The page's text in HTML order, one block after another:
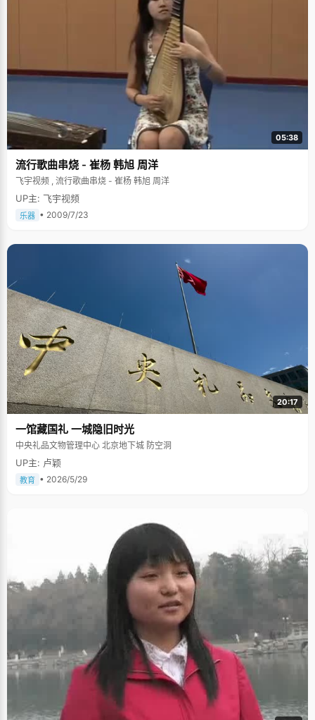
到大都比较听话自觉的缘故吧"。随后，她又若有所悟的说，"其实学习好不
好都是有惯性的，是一种潜移默化的东西，学习好到一个层次以后，就会习
惯性的想一直好下去，会比较认真努力一些，学得更好。因此，在各个方面
获得的资源就会越多，更希望去跟老师交流。好了之后呢，就会对学习产生
一种兴趣，兴趣是最好的老师，越有兴趣就会学得越好"。谢尼的这番话道出
了学习过程中的一个良性循环，走得越高才能看得越多越远。 心情好做
什么都好 谢尼非常喜欢一句话："面向阳光，即看不到太阳。"谢尼自
己就是一个永远努力让自己面向阳光的人，就像她为名字辩解一样，不管什
么时候，她都能让自己处于一个非常开心的状态，"心情好的时候做什么都会
好起来"， 这或许就是谢尼最大的优势。 高考之前，同学间流传说听过
莫扎特的音乐高考可以加十分，谢尼就乐颠颠的去买了一本莫扎特音乐，不
知道最后高考有没有多考十分，但是听音乐确实让谢尼放松了不少。学校外
边新开的店里有卖一种状元粥，谢尼就邀约几个好友一起去喝，希望考个好
成绩。在高考之前最紧张压力最大的时候，谢尼总是能抓住每一个可以让自
己兴奋放松下来的point，调节自己绷紧的头弦。 高考的时候有一个普遍
说法，每个人的成绩都是波浪式的，考试一次好一次坏，如果高考之前考特
别差，高考就能取得好成绩。谢尼运气特别不好，高考之前最后一次模拟
考，她考了有史以来最好的一次成绩，同学们就调侃谢尼："你惨了，高考肯
定考不好，去年最后一次模拟考全校第一的人现在复读了！"面对同学们的
话，谢尼耸耸肩，给自己找了个理由："如果这次考不好，说明我是在波浪式
近顶峰了，高考肯定就是那个顶端。"这个近似借口的自我安慰让谢尼放平了
好，但是绝大多数人死在明天晚上。"谢尼引用阿里巴巴总裁马云的话，来祝
福所有即将面临高考的学弟学妹们，相信自己，坚持走过最后一段时间，美
好的生活将在你面前展开。
05:38
流行歌曲串烧 - 崔杨 韩旭 周洋
飞宇视频 , 流行歌曲串烧 - 崔杨 韩旭 周洋
UP主: 飞宇视频
乐器 • 2009/7/23
20:17
一馆藏国礼 一城隐旧时光
中央礼品文物管理中心 北京地下城 防空洞
UP主: 卢颖
教育 • 2026/5/29